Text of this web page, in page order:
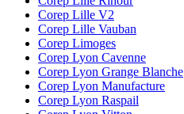
Corep Lille V2
Corep Lille Vauban
Corep Limoges
Corep Lyon Cavenne
Corep Lyon Grange Blanche
Corep Lyon Manufacture
Corep Lyon Raspail